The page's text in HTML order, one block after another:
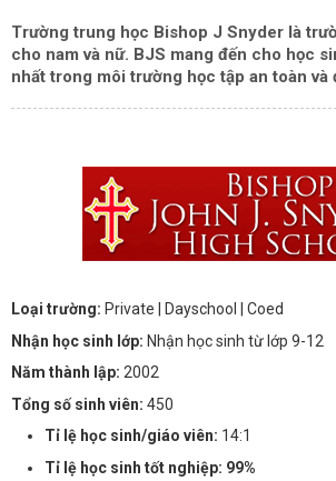
Trường trung học Bishop J Snyder là
cho nam và nữ. BJS mang đến cho học
nhất trong môi trường học tập an toàn và
Loại trường: Private | Dayschool
| Coed
Nhận học sinh lớp: Nhận học sinh từ lớp 9-12
Năm thành lập: 2002
Tổng số sinh viên: 450
Tỉ lệ học sinh/giáo viên: 14:1
Tỉ lệ học sinh tốt nghiệp: 99%